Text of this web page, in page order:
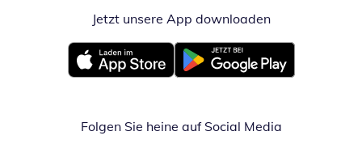
Jetzt unsere App downloadenÖffnet in
Öffnet in neuem FensterÖffnet in neuem Fenster
Folgen Sie heine auf Social Media